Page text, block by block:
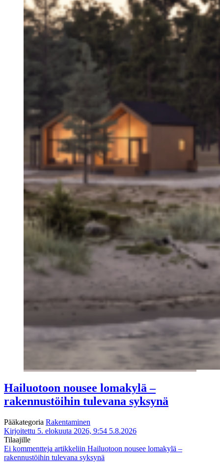
Hailuotoon nousee lomakylä –
rakennustöihin tulevana syksynä
Pääkategoria Rakentaminen
Kirjoitettu 5. elokuuta 2026, 9:54 5.8.2026
Tilaajille
Ei kommentteja artikkeliin Hailuotoon nousee lomakylä –
rakennustöihin tulevana syksynä